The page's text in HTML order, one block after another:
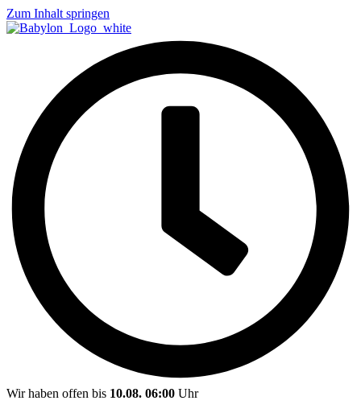
Zum Inhalt springen
Wir haben offen bis 10.08. 06:00 Uhr